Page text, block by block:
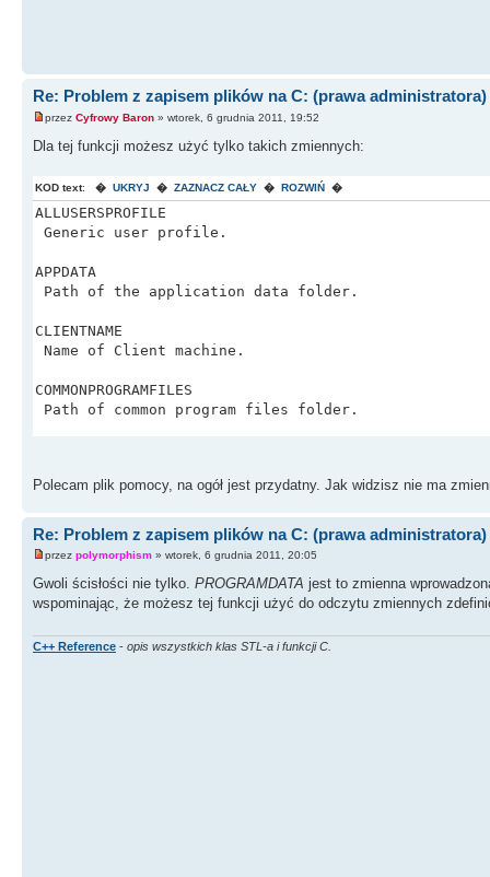
Re: Problem z zapisem plików na C: (prawa administratora)
przez Cyfrowy Baron » wtorek, 6 grudnia 2011, 19:52
Dla tej funkcji możesz użyć tylko takich zmiennych:
KOD text: � UKRYJ � ZAZNACZ CAŁY � ROZWIŃ �
ALLUSERSPROFILE
Generic user profile.
APPDATA
Path of the application data folder.
CLIENTNAME
Name of Client machine.
COMMONPROGRAMFILES
Path of common program files folder.
Path of the cmd.exe program.
HOMEDRIVE
Current home drive designation, such as 'C:'
Path to current location for document storage.
Polecam plik pomocy, na ogół jest przydatny. Jak widzisz nie ma
Re: Problem z zapisem plików na C: (prawa administratora)
przez polymorphism » wtorek, 6 grudnia 2011, 20:05
Gwoli ścisłości nie tylko. PROGRAMDATA jest to zmienna
wspominając, że możesz tej funkcji użyć do odczytu zmiennych
C++ Reference - opis wszystkich klas STL-a i funkcji C.